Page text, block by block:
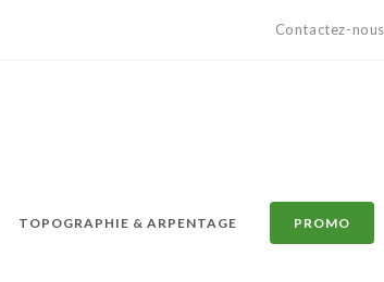
Contactez-nous
TOPOGRAPHIE & ARPENTAGE PROMO